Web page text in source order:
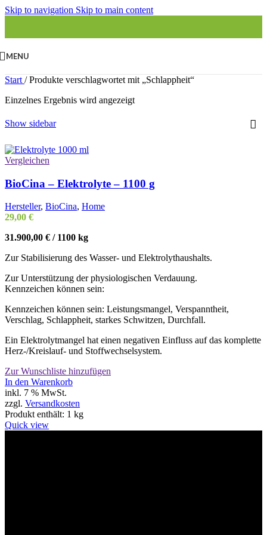
Skip to navigation Skip to main content
MENU
Start / Produkte verschlagwortet mit „Schlappheit“
Einzelnes Ergebnis wird angezeigt
Show sidebar
Vergleichen
BioCina – Elektrolyte – 1100 g
Hersteller, BioCina, Home
29,00 €
31.900,00 € / 1100 kg
Zur Stabilisierung des Wasser- und Elektrolythaushalts.
Zur Unterstützung der physiologischen Verdauung.
Kennzeichen können sein:
Kennzeichen können sein: Leistungsmangel, Verspanntheit,
Verschlag, Schlappheit, starkes Schwitzen, Durchfall.
Ein Elektrolytmangel hat einen negativen Einfluss auf das komplette
Herz-/Kreislauf- und Stoffwechselsystem.
Zur Wunschliste hinzufügen
In den Warenkorb
inkl. 7 % MwSt.
zzgl. Versandkosten
Produkt enthält: 1 kg
Quick view